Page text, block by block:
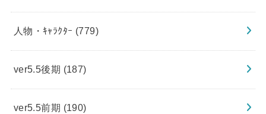
人物・ｷｬﾗｸﾀｰ (779)
ver5.5後期 (187)
ver5.5前期 (190)